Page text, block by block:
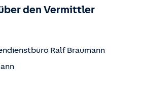
den Vermittler
Ralf Braumann